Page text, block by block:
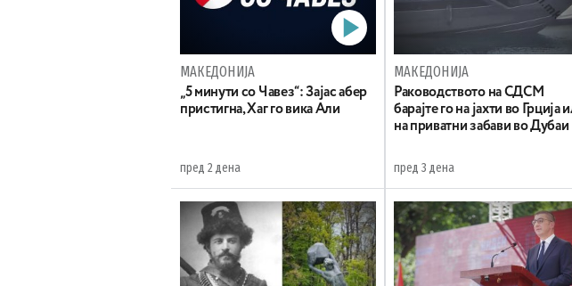
МАКЕДОНИЈА
„5 минути со Чавез“: Зајас абер
пристигна, Хаг го вика Али
пред 2 дена
МАКЕДОНИЈА
Раководството на СДСМ
барајте го на јахти во Грција
на приватни забави во Дубаи
пред 3 дена